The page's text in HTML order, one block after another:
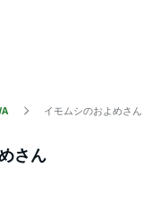
イモムシのおよめさん
さん